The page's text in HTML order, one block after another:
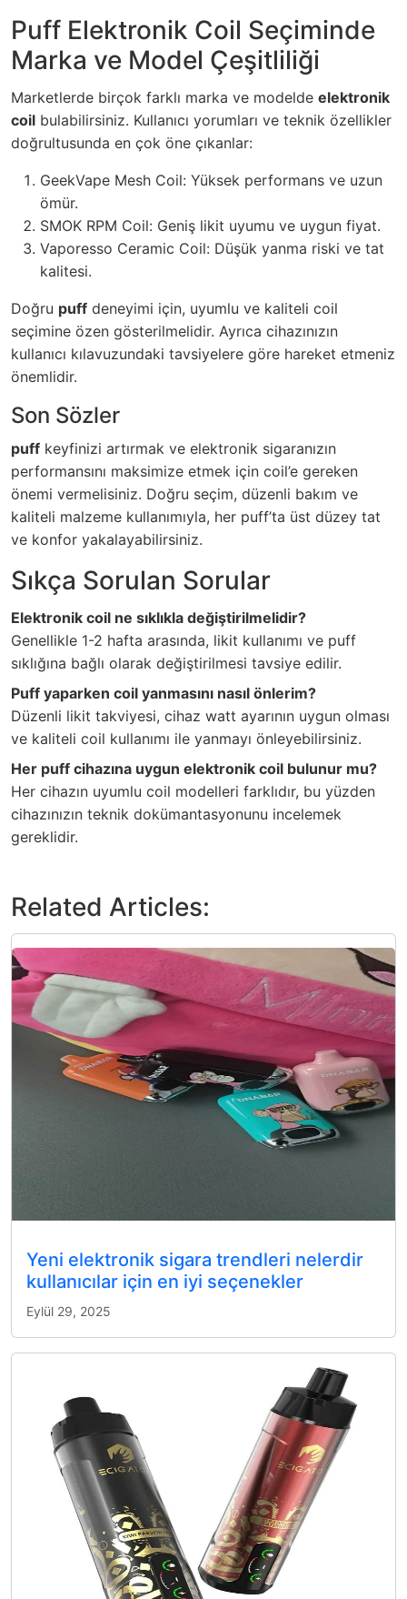
Puff Elektronik Coil Seçiminde
Marka ve Model Çeşitliliği
Marketlerde birçok farklı marka ve modelde elektronik
coil bulabilirsiniz. Kullanıcı yorumları ve teknik özellikler
doğrultusunda en çok öne çıkanlar:
GeekVape Mesh Coil: Yüksek performans ve uzun
ömür.
SMOK RPM Coil: Geniş likit uyumu ve uygun fiyat.
Vaporesso Ceramic Coil: Düşük yanma riski ve tat
kalitesi.
Doğru puff deneyimi için, uyumlu ve kaliteli coil
seçimine özen gösterilmelidir. Ayrıca cihazınızın
kullanıcı kılavuzundaki tavsiyelere göre hareket etmeniz
önemlidir.
Son Sözler
puff keyfinizi artırmak ve elektronik sigaranızın
performansını maksimize etmek için coil’e gereken
önemi vermelisiniz. Doğru seçim, düzenli bakım ve
kaliteli malzeme kullanımıyla, her puff’ta üst düzey tat
ve konfor yakalayabilirsiniz.
Sıkça Sorulan Sorular
Elektronik coil ne sıklıkla değiştirilmelidir?
Genellikle 1-2 hafta arasında, likit kullanımı ve puff
sıklığına bağlı olarak değiştirilmesi tavsiye edilir.
Puff yaparken coil yanmasını nasıl önlerim?
Düzenli likit takviyesi, cihaz watt ayarının uygun olması
ve kaliteli coil kullanımı ile yanmayı önleyebilirsiniz.
Her puff cihazına uygun elektronik coil bulunur mu?
Her cihazın uyumlu coil modelleri farklıdır, bu yüzden
cihazınızın teknik dokümantasyonunu incelemek
gereklidir.
Related Articles:
Yeni elektronik sigara trendleri nelerdir
kullanıcılar için en iyi seçenekler
Eylül 29, 2025